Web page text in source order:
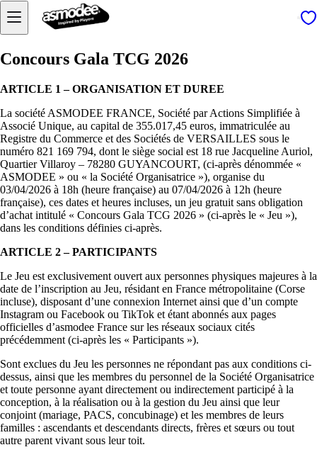
Concours Gala TCG 2026
ARTICLE 1 – ORGANISATION ET DUREE
La société ASMODEE FRANCE, Société par Actions Simplifiée à
Associé Unique, au capital de 355.017,45 euros, immatriculée au
Registre du Commerce et des Sociétés de VERSAILLES sous le
numéro 821 169 794, dont le siège social est 18 rue Jacqueline Auriol,
Quartier Villaroy – 78280 GUYANCOURT, (ci-après dénommée «
ASMODEE » ou « la Société Organisatrice »), organise du
03/04/2026 à 18h (heure française) au 07/04/2026 à 12h (heure
française), ces dates et heures incluses, un jeu gratuit sans obligation
d’achat intitulé « Concours Gala TCG 2026 » (ci-après le « Jeu »),
dans les conditions définies ci-après.
ARTICLE 2 – PARTICIPANTS
Le Jeu est exclusivement ouvert aux personnes physiques majeures à la
date de l’inscription au Jeu, résidant en France métropolitaine (Corse
incluse), disposant d’une connexion Internet ainsi que d’un compte
Instagram ou Facebook ou TikTok et étant abonnés aux pages
officielles d’asmodee France sur les réseaux sociaux cités
précédemment (ci-après les « Participants »).
Sont exclues du Jeu les personnes ne répondant pas aux conditions ci-
dessus, ainsi que les membres du personnel de la Société Organisatrice
et toute personne ayant directement ou indirectement participé à la
conception, à la réalisation ou à la gestion du Jeu ainsi que leur
conjoint (mariage, PACS, concubinage) et les membres de leurs
familles : ascendants et descendants directs, frères et sœurs ou tout
autre parent vivant sous leur toit.